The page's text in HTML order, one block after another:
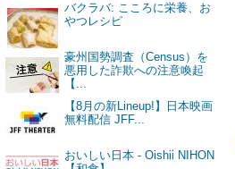
バクラバ: こころに栄養、お
やつレシピ
豪州国勢調査（Census）を
悪用した詐欺への注意喚起
【...
【8月の新Lineup!】日本映画
無料配信 JFF...
おいしい日本 - Oishii NIHON